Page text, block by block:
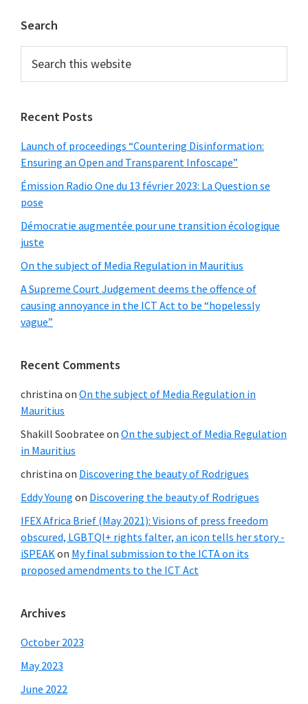
est
son
divers
secteurs
?
Le
Primary
Sidebar
Search
this
website
Recent Posts
Launch of proceedings “Countering Disinformation:
Ensuring an Open and Transparent Infoscape”
Émission Radio One du 13 février 2023: La Question se
pose
Démocratie augmentée pour une transition écologique
juste
On the subject of Media Regulation in Mauritius
A Supreme Court Judgement deems the offence of
causing annoyance in the ICT Act to be “hopelessly
vague”
Recent Comments
christina on On the subject of Media Regulation in
Mauritius
Shakill Soobratee on On the subject of Media Regulation
in Mauritius
christina on Discovering the beauty of Rodrigues
Eddy Young on Discovering the beauty of Rodrigues
IFEX Africa Brief (May 2021): Visions of press freedom
obscured, LGBTQI+ rights falter, an icon tells her story -
iSPEAK on My final submission to the ICTA on its
proposed amendments to the ICT Act
Archives
October 2023
May 2023
June 2022